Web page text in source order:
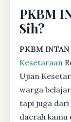
PKBM
Sih?
PKBM
Kesetaraan
Ujian
warga
tapi juga dari
daerah kamu